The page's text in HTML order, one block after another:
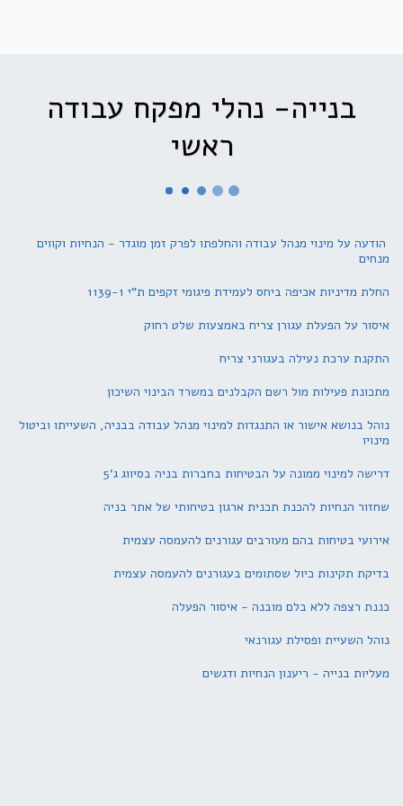
בנייה- נהלי מפקח עבודה
ראשי
הודעה על מינוי מנהל עבודה והחלפתו לפרק זמן מוגדר - הנחיות וקווים
מנחים
החלת מדיניות אכיפה ביחס לעמידת פיגומי זקפים ת"י 1139-1
איסור על הפעלת עגורן צריח באמצעות שלט רחוק
התקנת ערכת נעילה בעגורני צריח
מתכונת פעילות מול רשם הקבלנים במשרד הבינוי השיכון
נוהל בנושא אישור או התנגדות למינוי מנהל עבודה בבניה, השעייתו וביטול
מינויו
דרישה למינוי ממונה על הבטיחות בחברות בניה בסיווג ג'5
שחזור הנחיות להכנת תכנית ארגון בטיחותי של אתר בניה
אירועי בטיחות בהם מעורבים עגורנים להעמסה עצמית
בדיקת תקינות כיול שסתומים בעגורנים להעמסה עצמית
כננת רצפה ללא בלם מובנה - איסור הפעלה
נוהל השעיית ופסילת עגורנאי
מעליות בנייה - ריענון הנחיות ודגשים